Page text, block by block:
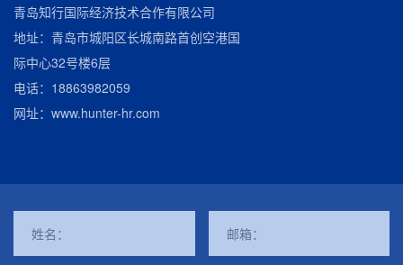
青岛知行国际经济技术合作有限公司
地址：青岛市城阳区长城南路首创空港国
际中心32号楼6层
电话： 18863982059
网址： www.hunter-hr.com